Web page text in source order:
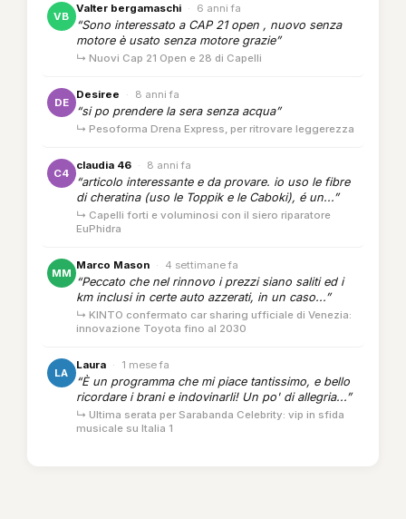
VB
Valter bergamaschi · 6 anni fa
“Sono interessato a CAP 21 open , nuovo senza
motore è usato senza motore grazie”
↳ Nuovi Cap 21 Open e 28 di Capelli
DE
Desiree · 8 anni fa
“si po prendere la sera senza acqua”
↳ Pesoforma Drena Express, per ritrovare leggerezza
C4
claudia 46 · 8 anni fa
“articolo interessante e da provare. io uso le fibre
di cheratina (uso le Toppik e le Caboki), é un...”
↳ Capelli forti e voluminosi con il siero riparatore
EuPhidra
MM
Marco Mason · 4 settimane fa
“Peccato che nel rinnovo i prezzi siano saliti ed i
km inclusi in certe auto azzerati, in un caso...”
↳ KINTO confermato car sharing ufficiale di Venezia:
innovazione Toyota fino al 2030
LA
Laura · 1 mese fa
“È un programma che mi piace tantissimo, e bello
ricordare i brani e indovinarli! Un po' di allegria...”
↳ Ultima serata per Sarabanda Celebrity: vip in sfida
musicale su Italia 1